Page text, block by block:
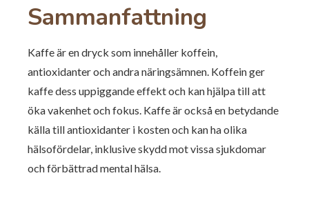
Sammanfattning
Kaffe är en dryck som innehåller koffein,
antioxidanter och andra näringsämnen. Koffein ger
kaffe dess uppiggande effekt och kan hjälpa till att
öka vakenhet och fokus. Kaffe är också en betydande
källa till antioxidanter i kosten och kan ha olika
hälsofördelar, inklusive skydd mot vissa sjukdomar
och förbättrad mental hälsa.